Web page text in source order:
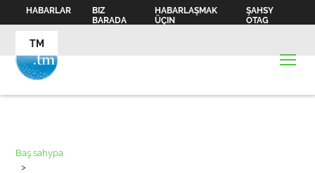
HABARLAR
BIZ
BARADA
HABARLAŞMAK
ÜÇIN
ŞAHSY
OTAG
TM
Baş sahypa
>